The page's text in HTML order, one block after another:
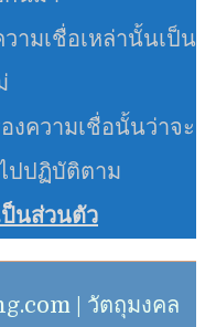
ามเชื่อเหล่านั้นเป็น
งความเชื่อนั้นว่าจะ
ปปฏิบัติตาม
นส่วนตัว
| วัตถุมงคล